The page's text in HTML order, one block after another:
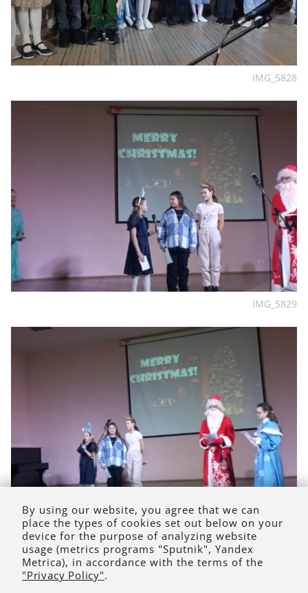
IMG_5828
IMG_5829
IMG_5830
By using our website, you agree that we can
place the types of cookies set out below on your
device for the purpose of analyzing website
usage (metrics programs "Sputnik", Yandex
Metrica), in accordance with the terms of the
"Privacy Policy".